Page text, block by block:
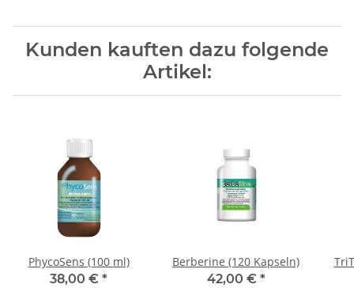
Kunden kauften dazu folgende
Artikel:
PhycoSens (100 ml)
38,00 € *
Berberine (120 Kapseln)
42,00 € *